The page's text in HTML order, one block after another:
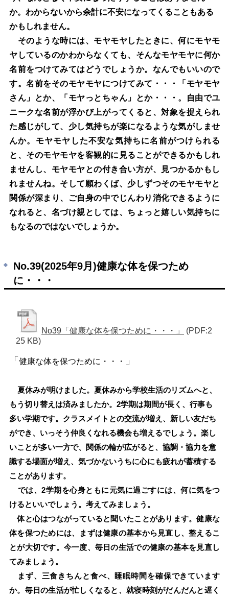
か。わからないから余計に不安になってくることもある
かもしれません。
そのような時には、モヤモヤしたときに、何にモヤモ
ヤしているのかわからなくても、そんなモヤモヤに何か
名前をつけてみてはどうでしょうか。なんでもいいので
す。名前をそのモヤモヤにつけてみて・・・「モヤモヤ
さん」とか、「モヤっとちゃん」とか・・・。自由でユ
ニークな名前が浮かび上がってくると、対象を捉えられ
た感じがして、少し気持ちが楽になるような気がしませ
んか。モヤモヤした不安な気持ちに名前がつけられる
と、そのモヤモヤを客観的に見ることができるかもしれ
ませんし、モヤモヤとの付き合い方が、見つかるかもし
れませんね。そして願わくば、少しずつそのモヤモヤと
関係が深まり、ご自身の中でじんわり消化できるように
なれると、名づけ親としては、ちょっと嬉しい気持ちに
もなるのではないでしょうか。
No.39(2025年9月)健康な体を保つため
に・・・
No39「健康な体を保つために・・・」
(PDF:2
25 KB)
「 健康な体を保つために・・・ 」
夏休みが明けました。夏休みから学校生活のリズムへと、
もう切り替えは済みましたか。2学期は期間が長く、行事も
多い学期です。クラスメイトとの交流が増え、新しい友だち
ができ、いっそう仲良くなれる機会も増えるでしょう。楽し
いことが多い一方で、関係の輪が広がると、協調・協力を意
識する場面が増え、気づかないうちに心にも疲れが蓄積する
ことがあります。
では、2学期を心身ともに元気に過ごすには、何に気をつ
けるといいでしょう。考えてみましょう。
体と心はつながっていると聞いたことがあります。健康な
体を保つためには、まずは健康の基本から見直し、整えるこ
とが大切です。今一度、毎日の生活での健康の基本を見直し
てみましょう。
まず、三食きちんと食べ、睡眠時間を確保できています
か。毎日の生活が忙しくなると、就寝時刻がだんだんと遅く